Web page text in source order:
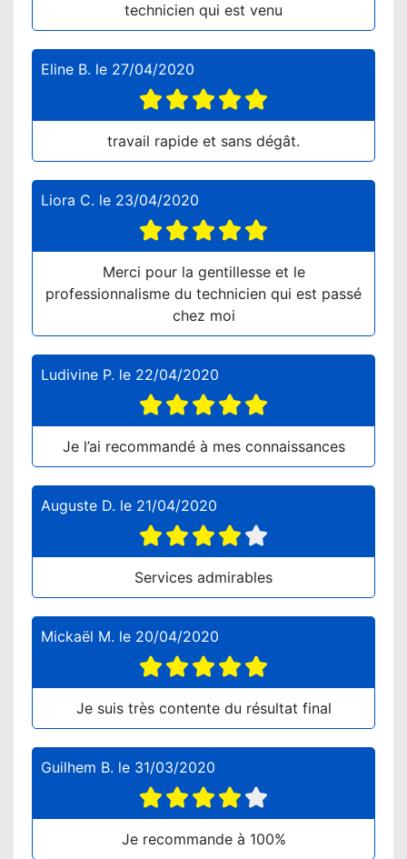
technicien qui est venu
Eline B. le 27/04/2020
travail rapide et sans dégât.
Liora C. le 23/04/2020
Merci pour la gentillesse et le
professionnalisme du technicien qui est passé
chez moi
Ludivine P. le 22/04/2020
Je l’ai recommandé à mes connaissances
Auguste D. le 21/04/2020
Services admirables
Mickaël M. le 20/04/2020
Je suis très contente du résultat final
Guilhem B. le 31/03/2020
Je recommande à 100%